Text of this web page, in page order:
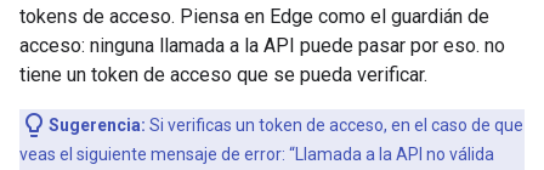
tokens de acceso. Piensa en Edge como el guardián de
acceso: ninguna llamada a la API puede pasar por eso. no
tiene un token de acceso que se pueda verificar.
Sugerencia: Si verificas un token de acceso, en el caso de que
veas el siguiente mensaje de error: “Llamada a la API no válida